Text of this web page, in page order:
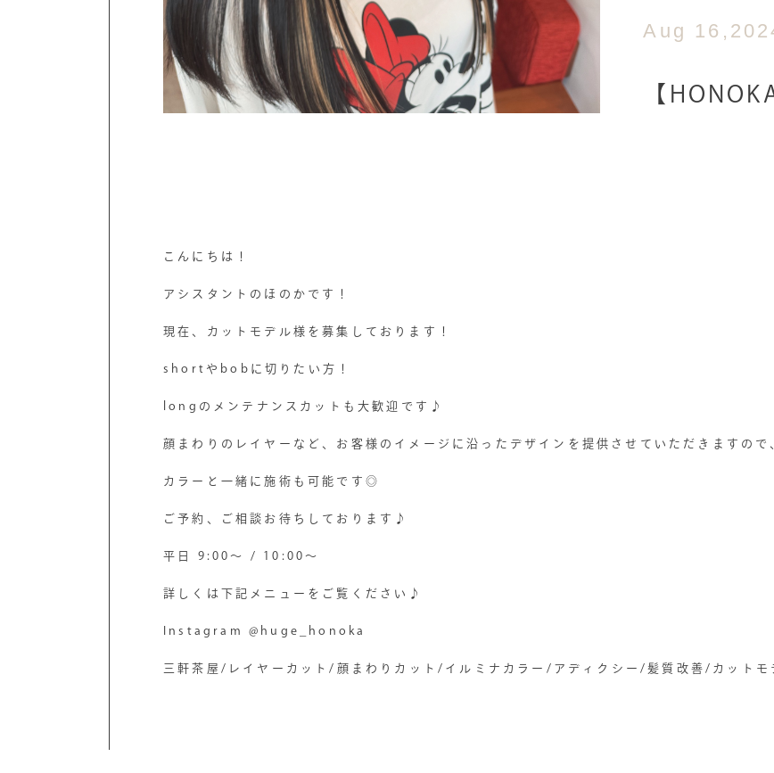
Aug
【
こんにちは！
アシスタントのほのかです！
現在、カットモデル様を募集しております！
shortやbobに切りたい方！
longのメンテナンスカットも大歓迎です♪
顔まわりのレイヤーなど、お客様のイメージに沿ったデザインを提供させていただきますの
カラーと一緒に施術も可能です◎
ご予約、ご相談お待ちしております♪
平日 9:00〜 / 10:00〜
詳しくは下記メニューをご覧ください♪
Instagram @huge_honoka
三軒茶屋/レイヤーカット/顔まわりカット/イルミナカラー/アディクシー/髪質改善/カット